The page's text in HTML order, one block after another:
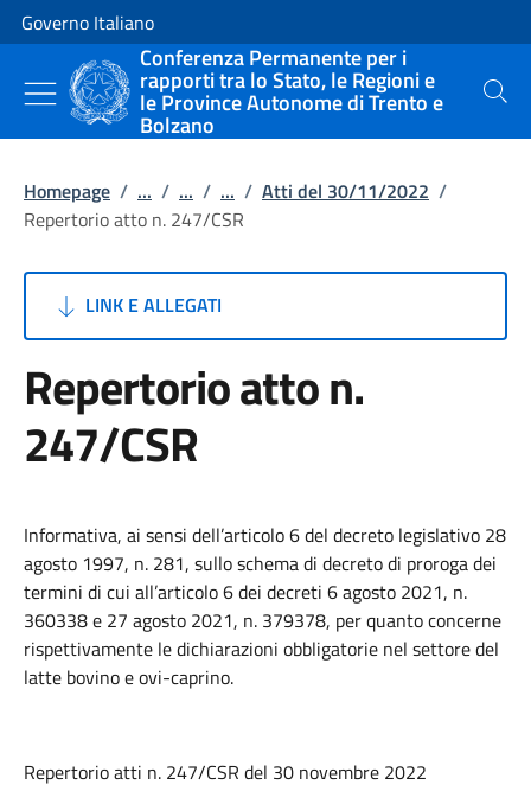
Vai al contenuto
Vai alla navigazione del sito
Governo Italiano
Conferenza Permanente per i
rapporti tra lo Stato, le Regioni e
le Province Autonome di Trento e
Bolzano
Cerca
Homepage / ... / ... / ... / Atti del 30/11/2022 /
Repertorio atto n. 247/CSR
LINK E ALLEGATI
Repertorio atto n.
247/CSR
Informativa, ai sensi dell’articolo 6 del decreto legislativo 28
agosto 1997, n. 281, sullo schema di decreto di proroga dei
termini di cui all’articolo 6 dei decreti 6 agosto 2021, n.
360338 e 27 agosto 2021, n. 379378, per quanto concerne
rispettivamente le dichiarazioni obbligatorie nel settore del
latte bovino e ovi-caprino.
Repertorio atti n. 247/CSR del 30 novembre 2022